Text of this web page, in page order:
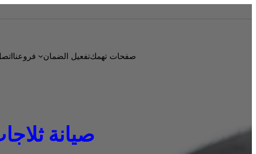
فروعنا تفعيل الضمانصفحات تهمك
صيانة ثلاجات